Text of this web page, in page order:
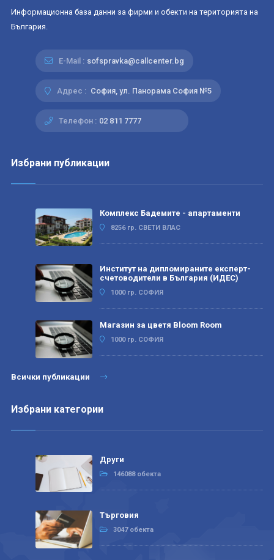
Информационна база данни за фирми и обекти на територията на
България.
E-Mail : sofspravka@callcenter.bg
Адрес : София, ул. Панорама София №5
Телефон : 02 811 7777
Избрани публикации
Комплекс Бадемите - апартаменти
8256 гр. СВЕТИ ВЛАС
Институт на дипломираните експерт-
счетоводители в България (ИДЕС)
1000 гр. СОФИЯ
Магазин за цветя Bloom Room
1000 гр. СОФИЯ
Всички публикации
Избрани категории
Други
146088 обекта
Търговия
3047 обекта